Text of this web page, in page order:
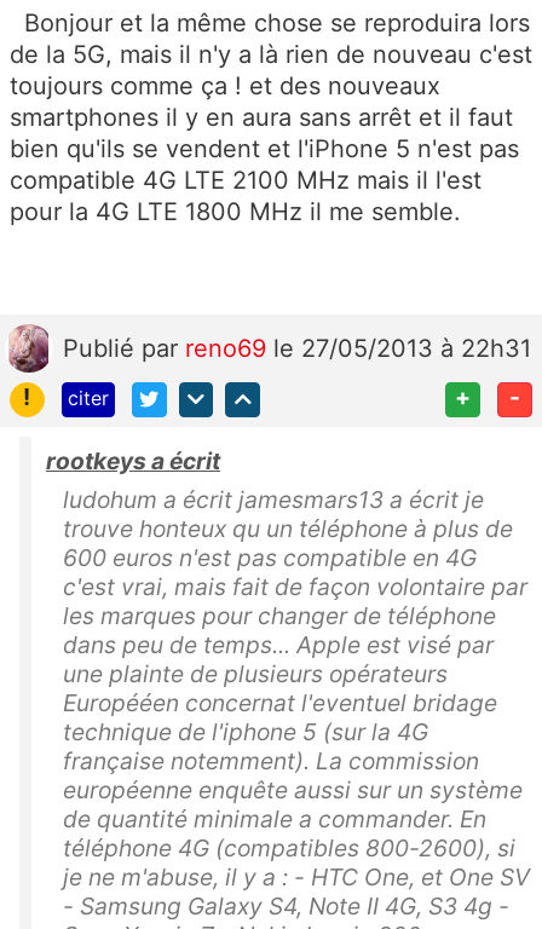
Bonjour et la même chose se reproduira lors
de la 5G, mais il n'y a là rien de nouveau c'est
toujours comme ça ! et des nouveaux
smartphones il y en aura sans arrêt et il faut
bien qu'ils se vendent et l'iPhone 5 n'est pas
compatible 4G LTE 2100 MHz mais il l'est
pour la 4G LTE 1800 MHz il me semble.
Publié par reno69 le 27/05/2013 à 22h31
!
citer + -
rootkeys a écrit
ludohum a écrit jamesmars13 a écrit je
trouve honteux qu un téléphone à plus de
600 euros n'est pas compatible en 4G
c'est vrai, mais fait de façon volontaire par
les marques pour changer de téléphone
dans peu de temps... Apple est visé par
une plainte de plusieurs opérateurs
Europééen concernat l'eventuel bridage
technique de l'iphone 5 (sur la 4G
française notemment). La commission
européenne enquête aussi sur un système
de quantité minimale a commander. En
téléphone 4G (compatibles 800-2600), si
je ne m'abuse, il y a : - HTC One, et One SV
- Samsung Galaxy S4, Note II 4G, S3 4g -